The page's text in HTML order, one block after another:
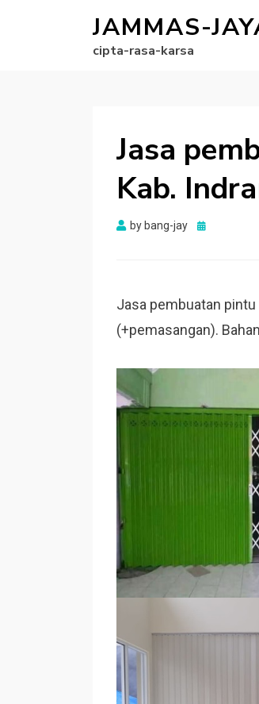
JAMMAS-
cipta-rasa-karsa
Jasa
Kab.
by bang-jay
Posted
Jasa pembuatan
(+pemasangan).